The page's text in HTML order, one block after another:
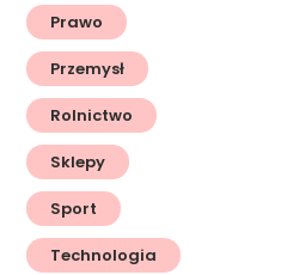
Prawo
Przemysł
Rolnictwo
Sklepy
Sport
Technologia